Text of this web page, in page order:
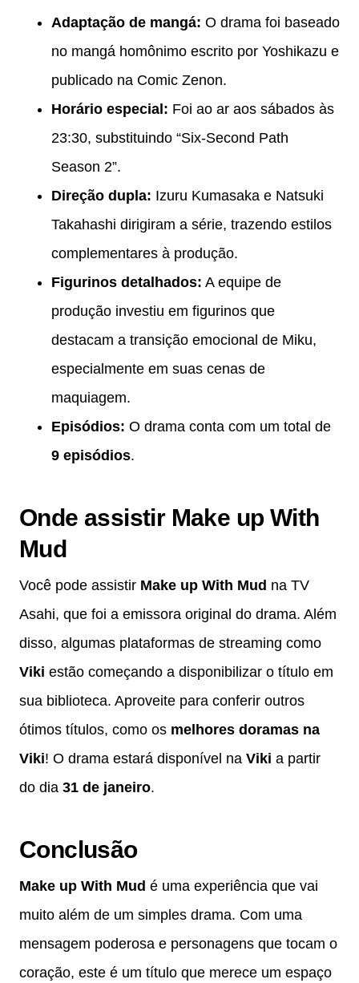
Adaptação de mangá: O drama foi baseado
no mangá homônimo escrito por Yoshikazu e
publicado na Comic Zenon.
Horário especial: Foi ao ar aos sábados às
23:30, substituindo “Six-Second Path
Season 2”.
Direção dupla: Izuru Kumasaka e Natsuki
Takahashi dirigiram a série, trazendo estilos
complementares à produção.
Figurinos detalhados: A equipe de
produção investiu em figurinos que
destacam a transição emocional de Miku,
especialmente em suas cenas de
maquiagem.
Episódios: O drama conta com um total de
9 episódios.
Onde assistir Make up With
Mud
Você pode assistir Make up With Mud na TV
Asahi, que foi a emissora original do drama. Além
disso, algumas plataformas de streaming como
Viki estão começando a disponibilizar o título em
sua biblioteca. Aproveite para conferir outros
ótimos títulos, como os melhores doramas na
Viki! O drama estará disponível na Viki a partir
do dia 31 de janeiro.
Conclusão
Make up With Mud é uma experiência que vai
muito além de um simples drama. Com uma
mensagem poderosa e personagens que tocam o
coração, este é um título que merece um espaço